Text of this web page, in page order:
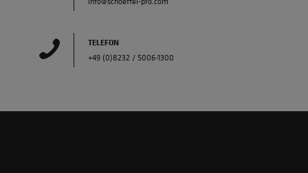
TELEFON
+49 (0)8232 / 5006-1300